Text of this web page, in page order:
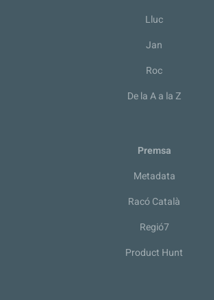
Lluc
Jan
Roc
De la A a la Z
Premsa
Metadata
Racó Català
Regió7
Product Hunt